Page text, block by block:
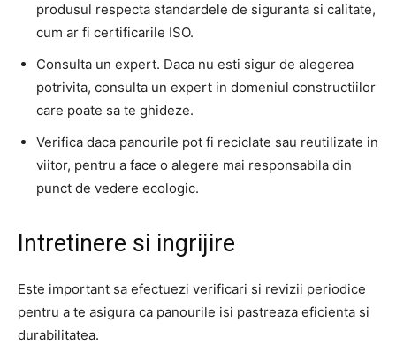
produsul respecta standardele de siguranta si calitate,
cum ar fi certificarile ISO.
Consulta un expert. Daca nu esti sigur de alegerea
potrivita, consulta un expert in domeniul constructiilor
care poate sa te ghideze.
Verifica daca panourile pot fi reciclate sau reutilizate in
viitor, pentru a face o alegere mai responsabila din
punct de vedere ecologic.
Intretinere si ingrijire
Este important sa efectuezi verificari si revizii periodice
pentru a te asigura ca panourile isi pastreaza eficienta si
durabilitatea.